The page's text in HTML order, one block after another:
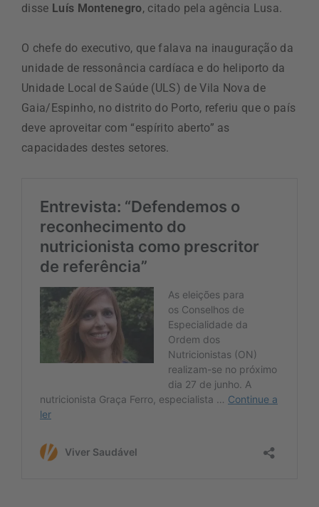
disse Luís Montenegro, citado pela agência Lusa.
O chefe do executivo, que falava na inauguração da
unidade de ressonância cardíaca e do heliporto da
Unidade Local de Saúde (ULS) de Vila Nova de
Gaia/Espinho, no distrito do Porto, referiu que o país
deve aproveitar com “espírito aberto” as
capacidades destes setores.